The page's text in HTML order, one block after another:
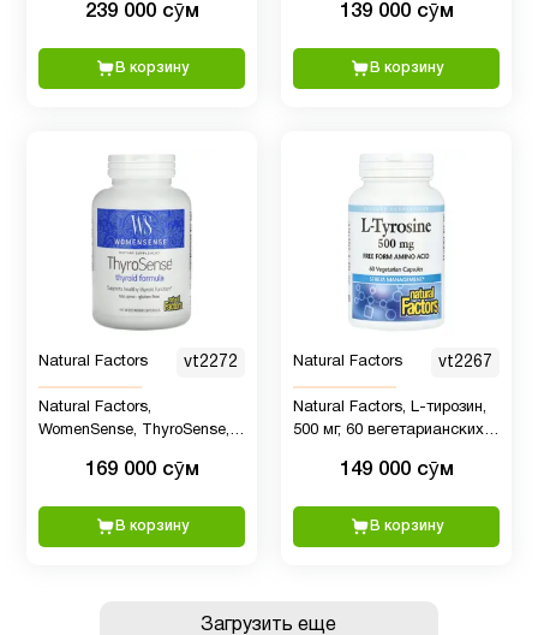
239 000 сӯм
В корзину
139 000 сӯм
В корзину
Natural Factors vt2272
Natural Factors,
WomenSense, ThyroSense,
железы, 90 капсул
169 000 сӯм
В корзину
Natural Factors vt2267
Natural Factors, L-тирозин,
500 мг, 60 вегетарианских
149 000 сӯм
В корзину
Загрузить еще